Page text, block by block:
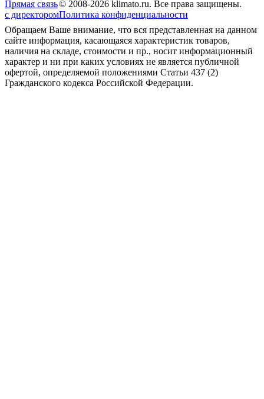
Прямая связь
с директором
© 2008-2026 klimato.ru. Все права защищены.
Политика конфиденциальности
Обращаем Ваше внимание, что вся представленная на данном
сайте информация, касающаяся характеристик товаров,
наличия на складе, стоимости и пр., носит информационный
характер и ни при каких условиях не является публичной
офертой, определяемой положениями Статьи 437 (2)
Гражданского кодекса Российской Федерации.